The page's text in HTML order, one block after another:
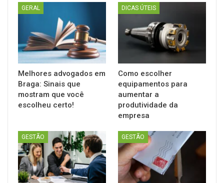
GERAL
Melhores advogados em
Braga: Sinais que
mostram que você
escolheu certo!
DICAS ÚTEIS
Como escolher
equipamentos para
aumentar a
produtividade da
empresa
GESTÃO GESTÃO